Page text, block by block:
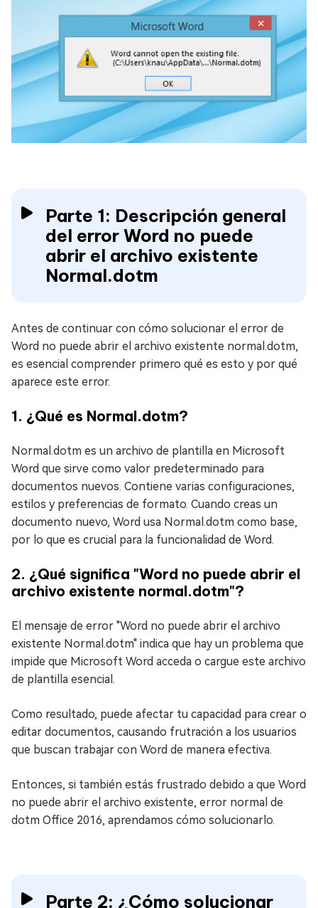
Parte 1: Descripción general
del error Word no puede
abrir el archivo existente
Normal.dotm
Antes de continuar con cómo solucionar el error de
Word no puede abrir el archivo existente normal.dotm,
es esencial comprender primero qué es esto y por qué
aparece este error.
1. ¿Qué es Normal.dotm?
Normal.dotm es un archivo de plantilla en Microsoft
Word que sirve como valor predeterminado para
documentos nuevos. Contiene varias configuraciones,
estilos y preferencias de formato. Cuando creas un
documento nuevo, Word usa Normal.dotm como base,
por lo que es crucial para la funcionalidad de Word.
2. ¿Qué significa "Word no puede abrir el
archivo existente normal.dotm"?
El mensaje de error "Word no puede abrir el archivo
existente Normal.dotm" indica que hay un problema que
impide que Microsoft Word acceda o cargue este archivo
de plantilla esencial.
Como resultado, puede afectar tu capacidad para crear o
editar documentos, causando frutración a los usuarios
que buscan trabajar con Word de manera efectiva.
Entonces, si también estás frustrado debido a que Word
no puede abrir el archivo existente, error normal de
dotm Office 2016, aprendamos cómo solucionarlo.
Parte 2: ¿Cómo solucionar